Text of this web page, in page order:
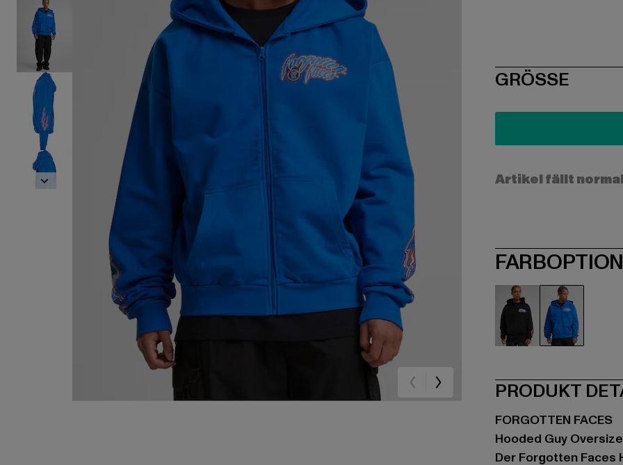
SIZE
GRÖSSE
Artikel fällt
PRODUKT
FORGOTTEN FACES
Hooded Guy
Der Forgotten Faces